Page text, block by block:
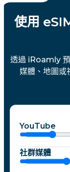
使用
透過 iRoamly
媒體、地圖或
YouTube
社群媒體